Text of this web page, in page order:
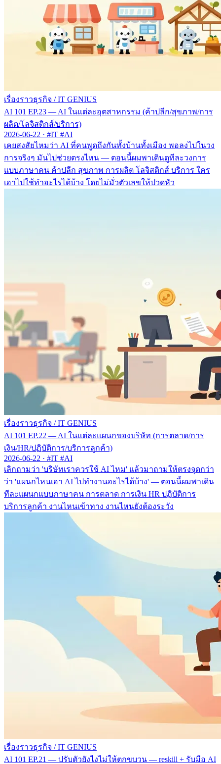
เรื่องราวธุรกิจ / IT GENIUS
AI 101 EP.23 — AI ในแต่ละอุตสาหกรรม (ค้าปลีก/สุขภาพ/การ
ผลิต/โลจิสติกส์/บริการ)
2026-06-22 · #IT #AI
เคยสงสัยไหมว่า AI ที่คนพูดถึงกันทั้งบ้านทั้งเมือง พอลงไปในวง
การจริงๆ มันไปช่วยตรงไหน — ตอนนี้ผมพาเดินดูทีละวงการ
แบบภาษาคน ค้าปลีก สุขภาพ การผลิต โลจิสติกส์ บริการ ใคร
เอาไปใช้ทำอะไรได้บ้าง โดยไม่มั่วตัวเลขให้ปวดหัว
เรื่องราวธุรกิจ / IT GENIUS
AI 101 EP.22 — AI ในแต่ละแผนกของบริษัท (การตลาด/การ
เงิน/HR/ปฏิบัติการ/บริการลูกค้า)
2026-06-22 · #IT #AI
เลิกถามว่า 'บริษัทเราควรใช้ AI ไหม' แล้วมาถามให้ตรงจุดกว่า
ว่า 'แผนกไหนเอา AI ไปทำงานอะไรได้บ้าง' — ตอนนี้ผมพาเดิน
ทีละแผนกแบบภาษาคน การตลาด การเงิน HR ปฏิบัติการ
บริการลูกค้า งานไหนเข้าทาง งานไหนยังต้องระวัง
เรื่องราวธุรกิจ / IT GENIUS
AI 101 EP.21 — ปรับตัวยังไงไม่ให้ตกขบวน — reskill + รับมือ AI